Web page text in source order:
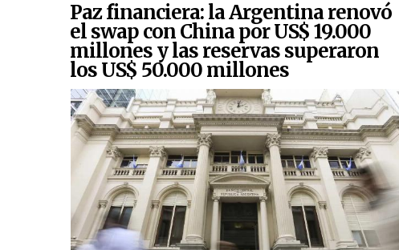
Paz financiera: la Argentina renovó
el swap con China por US$ 19.000
millones y las reservas superaron
los US$ 50.000 millones